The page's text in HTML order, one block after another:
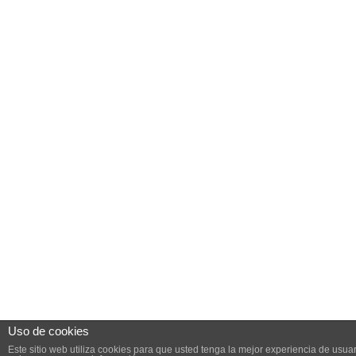
Uso de cookies
Este sitio web utiliza cookies para que usted tenga la mejor experiencia de